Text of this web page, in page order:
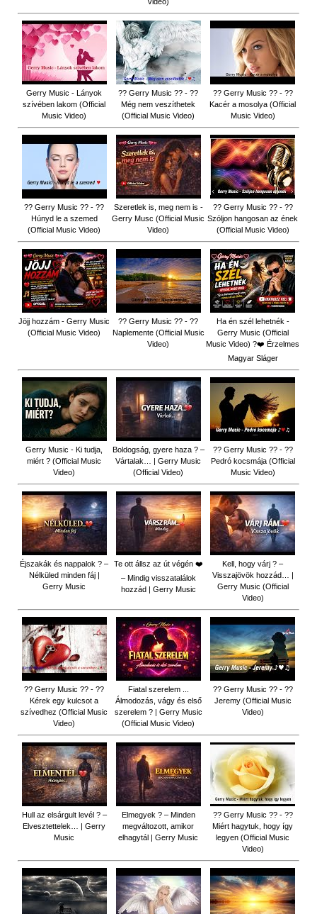
Gerry Music - Lányok
szívében lakom (Official
Music Video)
?? Gerry Music ?? - ??
Még nem veszíthetek
(Official Music Video)
?? Gerry Music ?? - ??
Kacér a mosolya (Official
Music Video)
?? Gerry Music ?? - ??
Húnyd le a szemed
(Official Music Video)
Szeretlek is, meg nem is -
Gerry Musc (Official Music
Video)
?? Gerry Music ?? - ??
Szóljon hangosan az ének
(Official Music Video)
Jöjj hozzám - Gerry Music
(Official Music Video)
?? Gerry Music ?? - ??
Naplemente (Official Music
Video)
Ha én szél lehetnék -
Gerry Music (Official
Music Video) ?️❤️ Érzelmes
Magyar Sláger
Gerry Music - Ki tudja,
miért ? (Official Music
Video)
Boldogság, gyere haza ? –
Vártalak… | Gerry Music
(Official Video)
?? Gerry Music ?? - ??
Pedró kocsmája (Official
Music Video)
Éjszakák és nappalok ? –
Nélküled minden fáj |
Gerry Music
Te ott állsz az út végén ❤️
– Mindig visszatalálok
hozzád | Gerry Music
Kell, hogy várj ? –
Visszajövök hozzád… |
Gerry Music (Official
Video)
?? Gerry Music ?? - ??
Kérek egy kulcsot a
szívedhez (Official Music
Video)
Fiatal szerelem ...
Álmodozás, vágy és első
szerelem ? | Gerry Music
(Official Music Video)
?? Gerry Music ?? - ??
Jeremy (Official Music
Video)
Hull az elsárgult levél ? –
Elvesztettelek… | Gerry
Music
Elmegyek ? – Minden
megváltozott, amikor
elhagytál | Gerry Music
?? Gerry Music ?? - ??
Miért hagytuk, hogy így
legyen (Official Music
Video)